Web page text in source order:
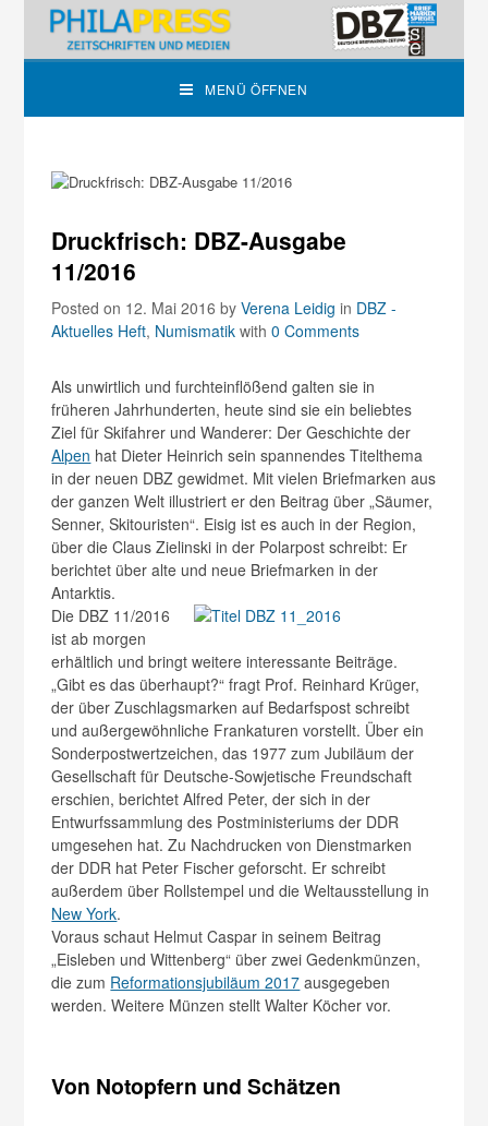
MENÜ ÖFFNEN
Druckfrisch: DBZ-Ausgabe
11/2016
Posted on 12. Mai 2016byVerena Leidig in DBZ -
Aktuelles Heft, Numismatik with0 Comments
Als unwirtlich und furchteinflößend galten sie in
früheren Jahrhunderten, heute sind sie ein beliebtes
Ziel für Skifahrer und Wanderer: Der Geschichte der
Alpen hat Dieter Heinrich sein spannendes Titelthema
in der neuen DBZ gewidmet. Mit vielen Briefmarken aus
der ganzen Welt illustriert er den Beitrag über „Säumer,
Senner, Skitouristen“. Eisig ist es auch in der Region,
über die Claus Zielinski in der Polarpost schreibt: Er
berichtet über alte und neue Briefmarken in der
Antarktis.
Die DBZ 11/2016
ist ab morgen
erhältlich und bringt weitere interessante Beiträge.
„Gibt es das überhaupt?“ fragt Prof. Reinhard Krüger,
der über Zuschlagsmarken auf Bedarfspost schreibt
und außergewöhnliche Frankaturen vorstellt. Über ein
Sonderpostwertzeichen, das 1977 zum Jubiläum der
Gesellschaft für Deutsche-Sowjetische Freundschaft
erschien, berichtet Alfred Peter, der sich in der
Entwurfssammlung des Postministeriums der DDR
umgesehen hat. Zu Nachdrucken von Dienstmarken
der DDR hat Peter Fischer geforscht. Er schreibt
außerdem über Rollstempel und die Weltausstellung in
New York.
Voraus schaut Helmut Caspar in seinem Beitrag
„Eisleben und Wittenberg“ über zwei Gedenkmünzen,
die zum Reformationsjubiläum 2017 ausgegeben
werden. Weitere Münzen stellt Walter Köcher vor.
Von Notopfern und Schätzen